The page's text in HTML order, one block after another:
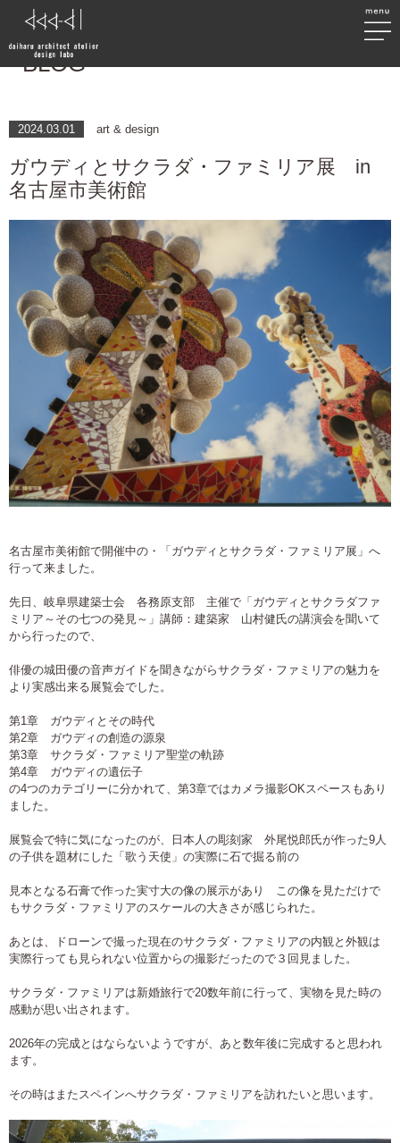
BLOG
2024.03.01 art & design
ガウディとサクラダ・ファミリア展 in
名古屋市美術館
名古屋市美術館で開催中の・「ガウディとサクラダ・ファミリア展」へ
行って来ました。
先日、岐阜県建築士会 各務原支部 主催で「ガウディとサクラダファ
ミリア～その七つの発見～」講師：建築家 山村健氏の講演会を聞いて
から行ったので、
俳優の城田優の音声ガイドを聞きながらサクラダ・ファミリアの魅力を
より実感出来る展覧会でした。
第1章 ガウディとその時代
第2章 ガウディの創造の源泉
第3章 サクラダ・ファミリア聖堂の軌跡
第4章 ガウディの遺伝子
の4つのカテゴリーに分かれて、第3章ではカメラ撮影OKスペースもあり
ました。
展覧会で特に気になったのが、日本人の彫刻家 外尾悦郎氏が作った9人
の子供を題材にした「歌う天使」の実際に石で掘る前の
見本となる石膏で作った実寸大の像の展示があり この像を見ただけで
もサクラダ・ファミリアのスケールの大きさが感じられた。
あとは、ドローンで撮った現在のサクラダ・ファミリアの内観と外観は
実際行っても見られない位置からの撮影だったので３回見ました。
サクラダ・ファミリアは新婚旅行で20数年前に行って、実物を見た時の
感動が思い出されます。
2026年の完成とはならないようですが、あと数年後に完成すると思われ
ます。
その時はまたスペインへサクラダ・ファミリアを訪れたいと思います。